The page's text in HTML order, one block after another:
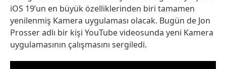
iOS 19’un en büyük özelliklerinden biri tamamen
yenilenmiş Kamera uygulaması olacak. Bugün de Jon
Prosser adlı bir kişi YouTube videosunda yeni Kamera
uygulamasının çalışmasını sergiledi.